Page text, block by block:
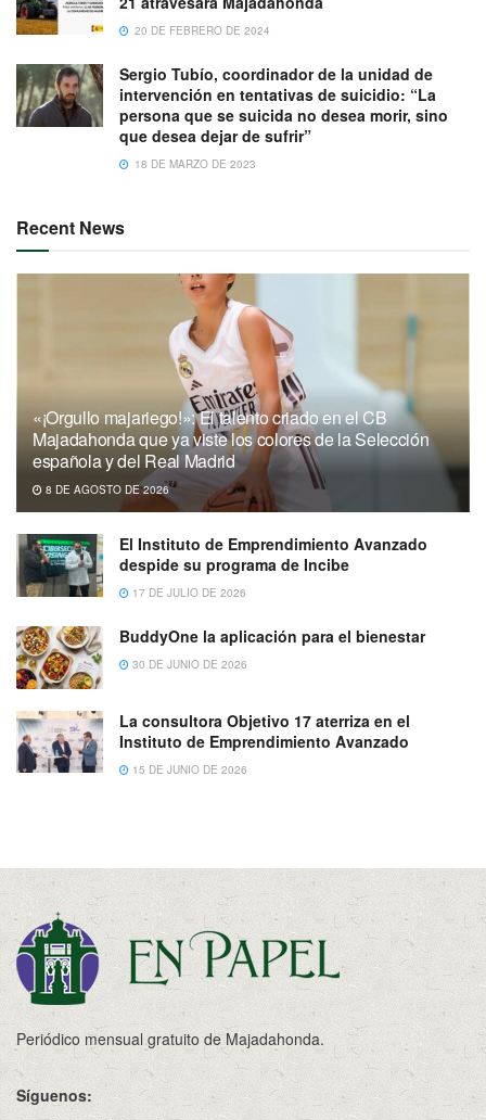
20 DE FEBRERO DE 2024
Sergio Tubío, coordinador de la unidad de
intervención en tentativas de suicidio: “La
persona que se suicida no desea morir, sino
que desea dejar de sufrir”
18 DE MARZO DE 2023
Recent News
«¡Orgullo majariego!»: El talento criado en el CB
Majadahonda que ya viste los colores de la Selección
española y del Real Madrid
8 DE AGOSTO DE 2026
El Instituto de Emprendimiento Avanzado
despide su programa de Incibe
17 DE JULIO DE 2026
BuddyOne la aplicación para el bienestar
30 DE JUNIO DE 2026
La consultora Objetivo 17 aterriza en el
Instituto de Emprendimiento Avanzado
15 DE JUNIO DE 2026
Periódico mensual gratuito de Majadahonda.
Síguenos: